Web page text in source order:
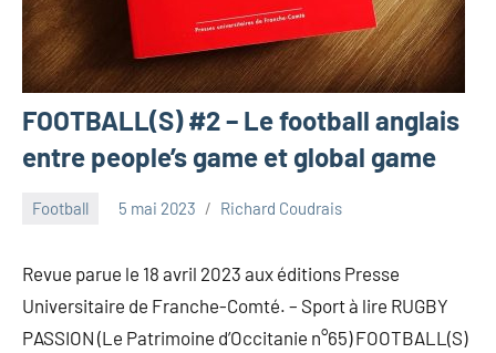
FOOTBALL(S) #2 – Le football anglais
entre people’s game et global game
Football 5 mai 2023 Richard Coudrais
Revue parue le 18 avril 2023 aux éditions Presse
Universitaire de Franche-Comté. – Sport à lire RUGBY
PASSION (Le Patrimoine d’Occitanie n°65) FOOTBALL(S)